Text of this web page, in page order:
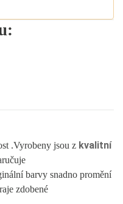
.Vyrobeny jsou z kvalitní
barvy snadno promění
zdobené